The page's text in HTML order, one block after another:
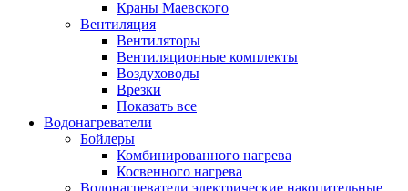
Краны Маевского
Вентиляция
Вентиляторы
Вентиляционные комплекты
Воздуховоды
Врезки
Показать все
Водонагреватели
Бойлеры
Комбинированного нагрева
Косвенного нагрева
Водонагреватели электрические накопительные